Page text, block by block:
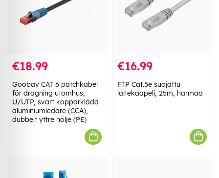
€18.99
Goobay CAT 6 patchkabel
för dragning utomhus,
U/UTP, svart kopparklädd
aluminiumledare (CCA),
dubbelt yttre hölje (PE)
€16.99
FTP Cat.5e suojattu
laitekaapeli, 25m, harmaa